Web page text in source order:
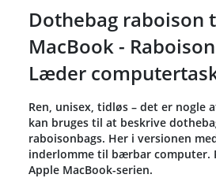
Dothebag raboison
MacBook -
Læder
Ren, unisex, tidløs – det er nogle
kan bruges til at beskrive
raboisonbags. Her i versionen
inderlomme til bærbar computer.
Apple MacBook-serien.